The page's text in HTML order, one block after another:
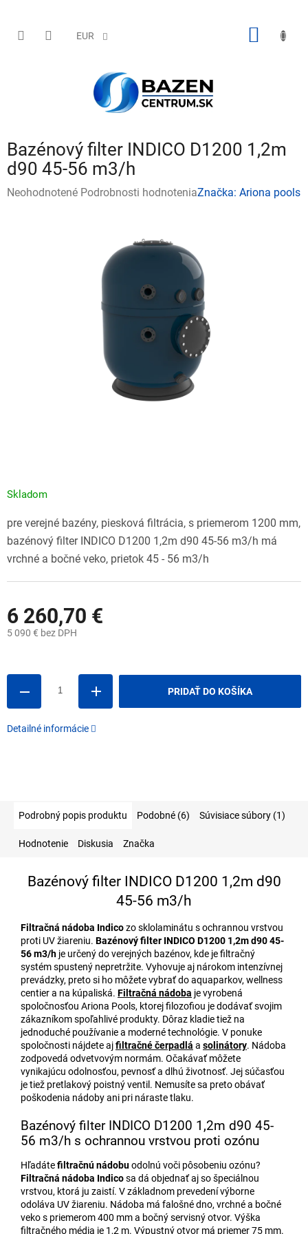
obsah
EUR
Bazénový filter INDICO D1200 1,2m
d90 45-56 m3/h
Priemerné
Neohodnotené Podrobnosti hodnoteniaZnačka: Ariona pools
6 260,70 €
5 090 € bez DPH
Skladom
PRIDAŤ DO KOŠÍKA
pre verejné bazény, piesková filtrácia, s priemerom 1200 mm,
bazénový filter INDICO D1200 1,2m d90 45-56 m3/h má
vrchné a bočné veko, prietok 45 - 56 m3/h
Detailné informácie
Podrobný popis produktu Podobné (6) Súvisiace súbory (1)
Hodnotenie Diskusia Značka
Bazénový filter INDICO D1200 1,2m d90
45-56 m3/h
Filtračná nádoba Indicozo sklolaminátu s ochrannou vrstvou
proti UV žiareniu. Bazénový filter INDICO D1200 1,2m d90 45-
56 m3/h je určený do verejných bazénov, kde je filtračný
systém spustený nepretržite. Vyhovuje aj nárokom intenzívnej
prevádzky, preto si ho môžete vybrať do aquaparkov, wellness
centier a na kúpaliská. Filtračná nádoba je vyrobená
spoločnosťou Ariona Pools, ktorej filozofiou je dodávať svojim
zákazníkom spoľahlivé produkty. Dôraz kladie tiež na
jednoduché používanie a moderné technológie. V ponuke
spoločnosti nájdete ajfiltračné čerpadlá a solinátory. Nádoba
zodpovedá odvetvovým normám. Očakávať môžete
vynikajúcu odolnosťou, pevnosť a dlhú životnosť. Jej súčasťou
je tiež pretlakový poistný ventil. Nemusíte sa preto obávať
poškodenia nádoby ani pri náraste tlaku.
Bazénový filter INDICO D1200 1,2m d90 45-
56 m3/h s ochrannou vrstvou proti ozónu
Hľadátefiltračnú nádobuodolnú voči pôsobeniu ozónu?
Filtračná nádoba Indicosa dá objednať aj so špeciálnou
vrstvou, ktorá ju zaistí. V základnom prevedení výborne
odoláva UV žiareniu. Nádoba má falošné dno, vrchné a bočné
veko s priemerom 400 mm a bočný servisný otvor. Výška
filtračného média je 1,2 m. Výpustný otvor má priemer 75 mm.